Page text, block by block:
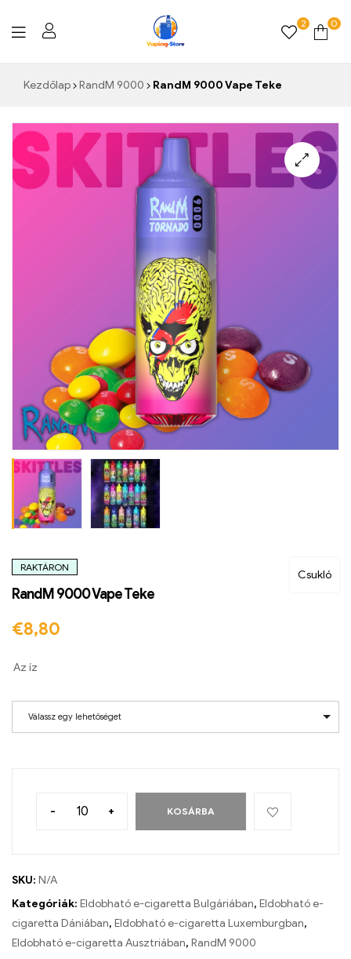
2 0
Kezdőlap RandM 9000 RandM 9000 Vape Teke
Csukló
RAKTÁRON
RandM 9000 Vape Teke
€8,80
Az íz
Válassz egy lehetőséget
- + KOSÁRBA
SKU: N/A
Kategóriák: Eldobható e-cigaretta Bulgáriában, Eldobható e-
cigaretta Dániában, Eldobható e-cigaretta Luxemburgban,
Eldobható e-cigaretta Ausztriában, RandM 9000